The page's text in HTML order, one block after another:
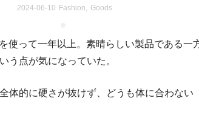
2024-06-10 Fashion Goods
使って一年以上。素晴らしい製品である一
う点が気になっていた。
体的に硬さが抜けず、どうも体に合わない